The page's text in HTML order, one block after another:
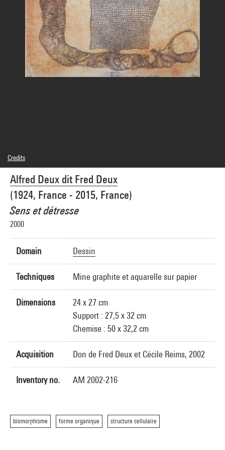
Alfred Deux dit Fred Deux
(1924, France - 2015, France)
Sens et détresse
2000
Domain Dessin
Techniques Mine graphite et aquarelle sur papier
Dimensions
24 x 27 cm
Support : 27,5 x 32 cm
Chemise : 50 x 32,2 cm
Acquisition Don de Fred Deux et Cécile Reims, 2002
Inventory no. AM 2002-216
biomorphisme forme organique structure cellulaire
Credits
© Adagp, Paris
Photo credits : Centre Pompidou, MNAM-CCI/Georges Meguerditchian/Dist.
GrandPalaisRmn
Image reference : 4F50550 [2002 CX 0599]
Image presentation :GrandPalaisRmnPhoto